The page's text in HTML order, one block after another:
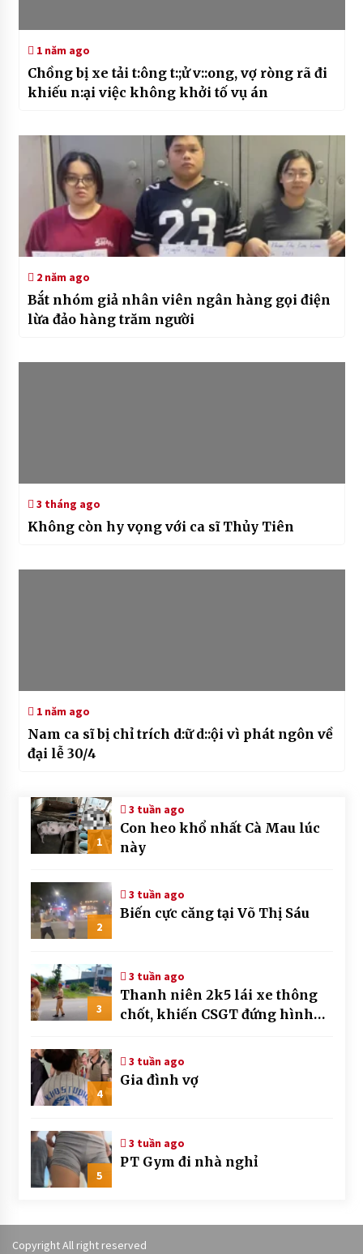
1 năm ago
Chồng bị xe tải t:ông t:;ử v::ong, vợ ròng rã đi
khiếu n:ại việc không khởi tố vụ án
2 năm ago
Bắt nhóm giả nhân viên ngân hàng gọi điện
lừa đảo hàng trăm người
3 tháng ago
Không còn hy vọng với ca sĩ Thủy Tiên
1 năm ago
Nam ca sĩ bị chỉ trích d:ữ d::ội vì phát ngôn về
đại lễ 30/4
1
3 tuần ago
Con heo khổ nhất Cà Mau lúc
này
2
3 tuần ago
Biến cực căng tại Võ Thị Sáu
3
3 tuần ago
Thanh niên 2k5 lái xe thông
chốt, khiến CSGT đứng hình
4
3 tuần ago
Gia đình vợ
5
3 tuần ago
PT Gym đi nhà nghỉ
Copyright All right reserved